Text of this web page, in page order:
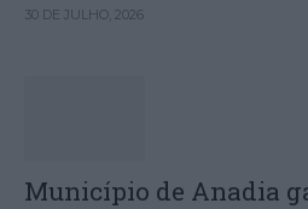
30 DE JULHO, 2026
Município de Anadia